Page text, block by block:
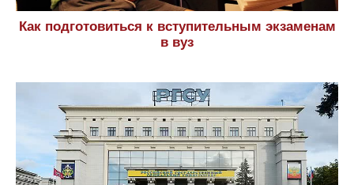
Как подготовиться к вступительным экзаменам
в вуз